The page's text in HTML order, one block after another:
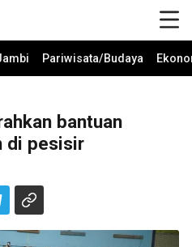
Pariwisata/Budaya
bantuan
di pesisir